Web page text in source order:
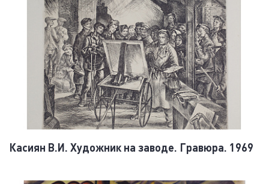
Касиян В.И. Художник на заводе. Гравюра. 1969